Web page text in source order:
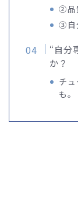
②品
③自
“自分
か？
チ
も。